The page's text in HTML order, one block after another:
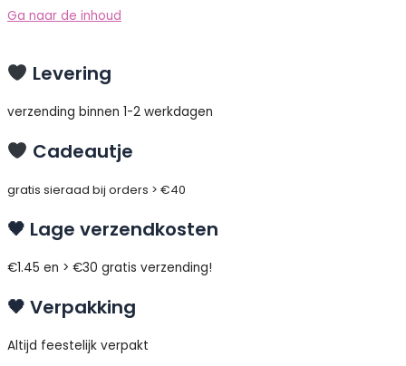
Ga naar de inhoud
Levering
verzending binnen 1-2 werkdagen
Cadeautje
gratis sieraad bij orders > €40
🖤 Lage verzendkosten
€1.45 en > €30 gratis verzending!
🖤 Verpakking
Altijd feestelijk verpakt